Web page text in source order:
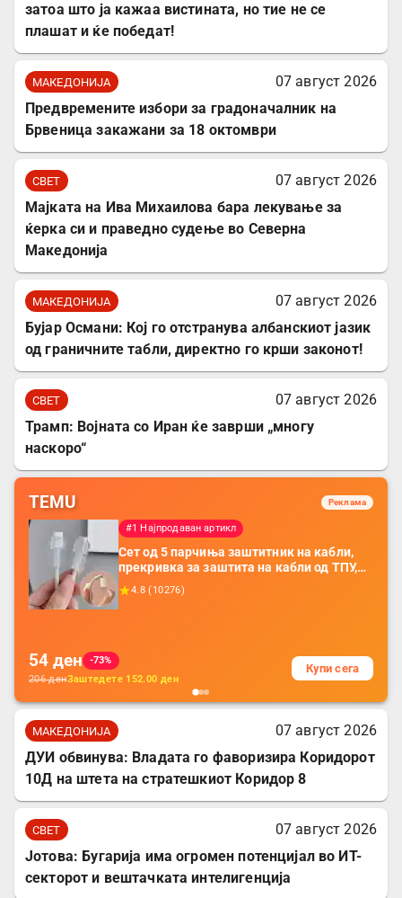
затоа што ја кажаа вистината, но тие не се
плашат и ќе победат!
МАКЕДОНИЈА
07 август 2026
Предвремените избори за градоначалник на
Брвеница закажани за 18 октомври
СВЕТ
07 август 2026
Мајката на Ива Михаилова бара лекување за
ќерка си и праведно судење во Северна
Македонија
МАКЕДОНИЈА
07 август 2026
Бујар Османи: Кој го отстранува албанскиот јазик
од граничните табли, директно го крши законот!
СВЕТ
07 август 2026
Трамп: Војната со Иран ќе заврши „многу
наскоро“
TEMU Реклама
#1 Најпродаван артикл
Сет од 5 парчиња заштитник на кабли,
прекривка за заштита на кабли од ТПУ,
додатоци за заштита на кабли, без
батерија, за мобилни телефони, комплет
4.8 ( 10276)
54 ден
-73%
206денЗаштедете 152.00 ден
Купи сега
МАКЕДОНИЈА
07 август 2026
ДУИ обвинува: Владата го фаворизира Коридорот
10Д на штета на стратешкиот Коридор 8
СВЕТ
07 август 2026
Јотова: Бугарија има огромен потенцијал во ИТ-
секторот и вештачката интелигенција